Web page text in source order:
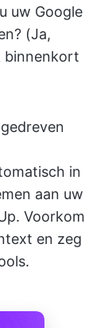
uw Google
(Ja,
binnenkort
in
aan uw
Voorkom
en zeg